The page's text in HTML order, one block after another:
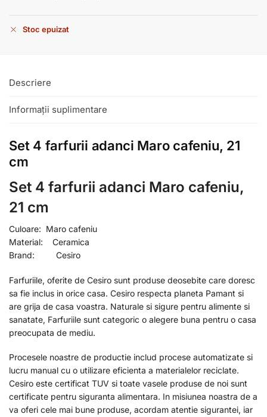
Stoc epuizat
Descriere
Informații suplimentare
Set 4 farfurii adanci Maro cafeniu, 21
cm
Set 4 farfurii adanci Maro cafeniu,
21 cm
Culoare: Maro cafeniu
Material: Ceramica
Brand: Cesiro
Farfuriile, oferite de Cesiro sunt produse deosebite care doresc
sa fie inclus in orice casa. Cesiro respecta planeta Pamant si
are grija de casa voastra. Naturale si sigure pentru alimente si
sanatate, Farfuriile sunt categoric o alegere buna pentru o casa
preocupata de mediu.
Procesele noastre de productie includ procese automatizate si
lucru manual cu o utilizare eficienta a materialelor reciclate.
Cesiro este certificat TUV si toate vasele produse de noi sunt
certificate pentru siguranta alimentara. In misiunea noastra de a
va oferi cele mai bune produse, acordam atentie sigurantei, iar